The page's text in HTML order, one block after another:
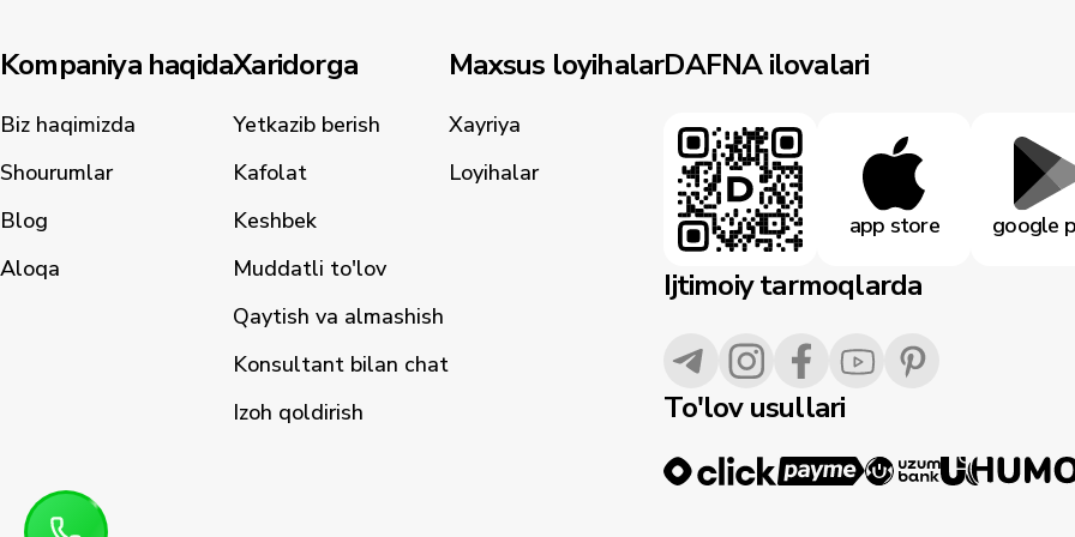
Kompaniya haqida
Biz haqimizda
Shourumlar
Blog
Aloqa
Xaridorga
Yetkazib berish
Kafolat
Keshbek
Muddatli to'lov
Qaytish va almashish
Konsultant bilan chat
Izoh qoldirish
Maxsus loyihalar
Xayriya
Loyihalar
DAFNA ilovalari
app store google
Ijtimoiy tarmoqlarda
To'lov usullari